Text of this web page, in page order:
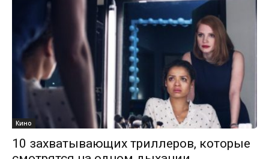
Кино
10 захватывающих триллеров, которые